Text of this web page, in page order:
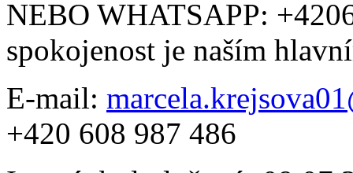
NEBO WHATSAPP:
spokojenost je naším
E-mail:
+420 608 987 486